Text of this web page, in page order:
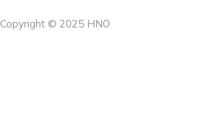
Copyright © 2025 HNO